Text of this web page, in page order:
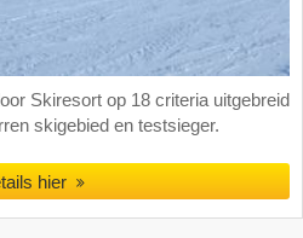
Skiresort op 18 criteria uitgebreid
skigebied en testsieger.
hier